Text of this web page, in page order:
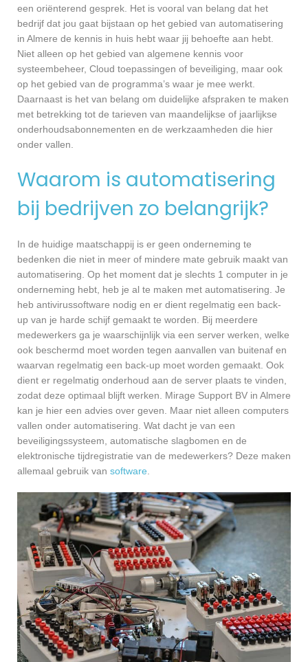
een oriënterend gesprek. Het is vooral van belang dat het
bedrijf dat jou gaat bijstaan op het gebied van automatisering
in Almere de kennis in huis hebt waar jij behoefte aan hebt.
Niet alleen op het gebied van algemene kennis voor
systeembeheer, Cloud toepassingen of beveiliging, maar ook
op het gebied van de programma’s waar je mee werkt.
Daarnaast is het van belang om duidelijke afspraken te maken
met betrekking tot de tarieven van maandelijkse of jaarlijkse
onderhoudsabonnementen en de werkzaamheden die hier
onder vallen.
Waarom is automatisering
bij bedrijven zo belangrijk?
In de huidige maatschappij is er geen onderneming te
bedenken die niet in meer of mindere mate gebruik maakt van
automatisering. Op het moment dat je slechts 1 computer in je
onderneming hebt, heb je al te maken met automatisering. Je
heb antivirussoftware nodig en er dient regelmatig een back-
up van je harde schijf gemaakt te worden. Bij meerdere
medewerkers ga je waarschijnlijk via een server werken, welke
ook beschermd moet worden tegen aanvallen van buitenaf en
waarvan regelmatig een back-up moet worden gemaakt. Ook
dient er regelmatig onderhoud aan de server plaats te vinden,
zodat deze optimaal blijft werken. Mirage Support BV in Almere
kan je hier een advies over geven. Maar niet alleen computers
vallen onder automatisering. Wat dacht je van een
beveiligingssysteem, automatische slagbomen en de
elektronische tijdregistratie van de medewerkers? Deze maken
allemaal gebruik van software